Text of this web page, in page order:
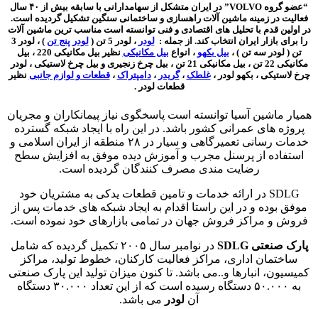
“عضو گروه VOLVO” در ایران متشکل از سهامدارانی با سابقه بیش از ۴۰ سال
فعالیت در زمینه ماشین آلات راهسازی و ساختمانی سنگین تشکیل گردیده است.
در اولین قدم با تحلیل های اقتصادی و فنی توانسته است مناسب ترین ماشین آلات
را برای بازار ایران انتخاب کند. از جمله :لودر ، لودر 5 تن ( لودر پنج تن
) ، لودر 3
تن ( لودر سه تن ) ، بیل بکهو ، انواع بیل مکانیکی
نظیر بیل مکانیکی 220 ، بیل
مکانیکی 22 تن ، بیل مکانیکی 21 تن ، بیل چرخ زنجیری و بیل چرخ لاستیکی ،
لودر
چرخ لاستیکی ، بکهو لودر ،غلطک ،گریدر ،دامپتراک ،قطعات و لوازم جانبی نظیر
قطعات لودر .
همیار ماشین آسیا توانسته است پاسخگوی نیاز پیمانکاران و مجریان
پروژه های عمرانی کشور باشد. در این راه با ایجاد شبکه گسترده
خدمات رسانی تعمیرگاهی و سیار در ۲۸ منطقه از ایران اسلامی و
استفاده از پرسنل مجرب و آموزش دیده موفق به افزایش سطح
رضایت مندی مصرف کنندگان گردیده است.
SDLG در ارائه خدمات و تامین قطعات یدکی به مشتریان خود
موفق بوده و در این راستا اقدام به ایجاد شبکه های خدمات پس از
فروش و مراکز فروش جهان در تمامی بازارهای خود نموده است.
پارک صنعتی SDLG
در نوامبر سال ۲۰۰۵ تکمیل گردیده که شامل
ساختمان اداری، مراکز فعالیت کارکنان، خطوط تولید، مراکز
کمیسیون، انبارها و..می باشد. تا کنون میزان تولید این پارک صنعتی
به ۵۰.۰۰۰ دستگاه رسیده است که از این تعداد ۳۰.۰۰۰ دستگاه
آن لودر می باشد.